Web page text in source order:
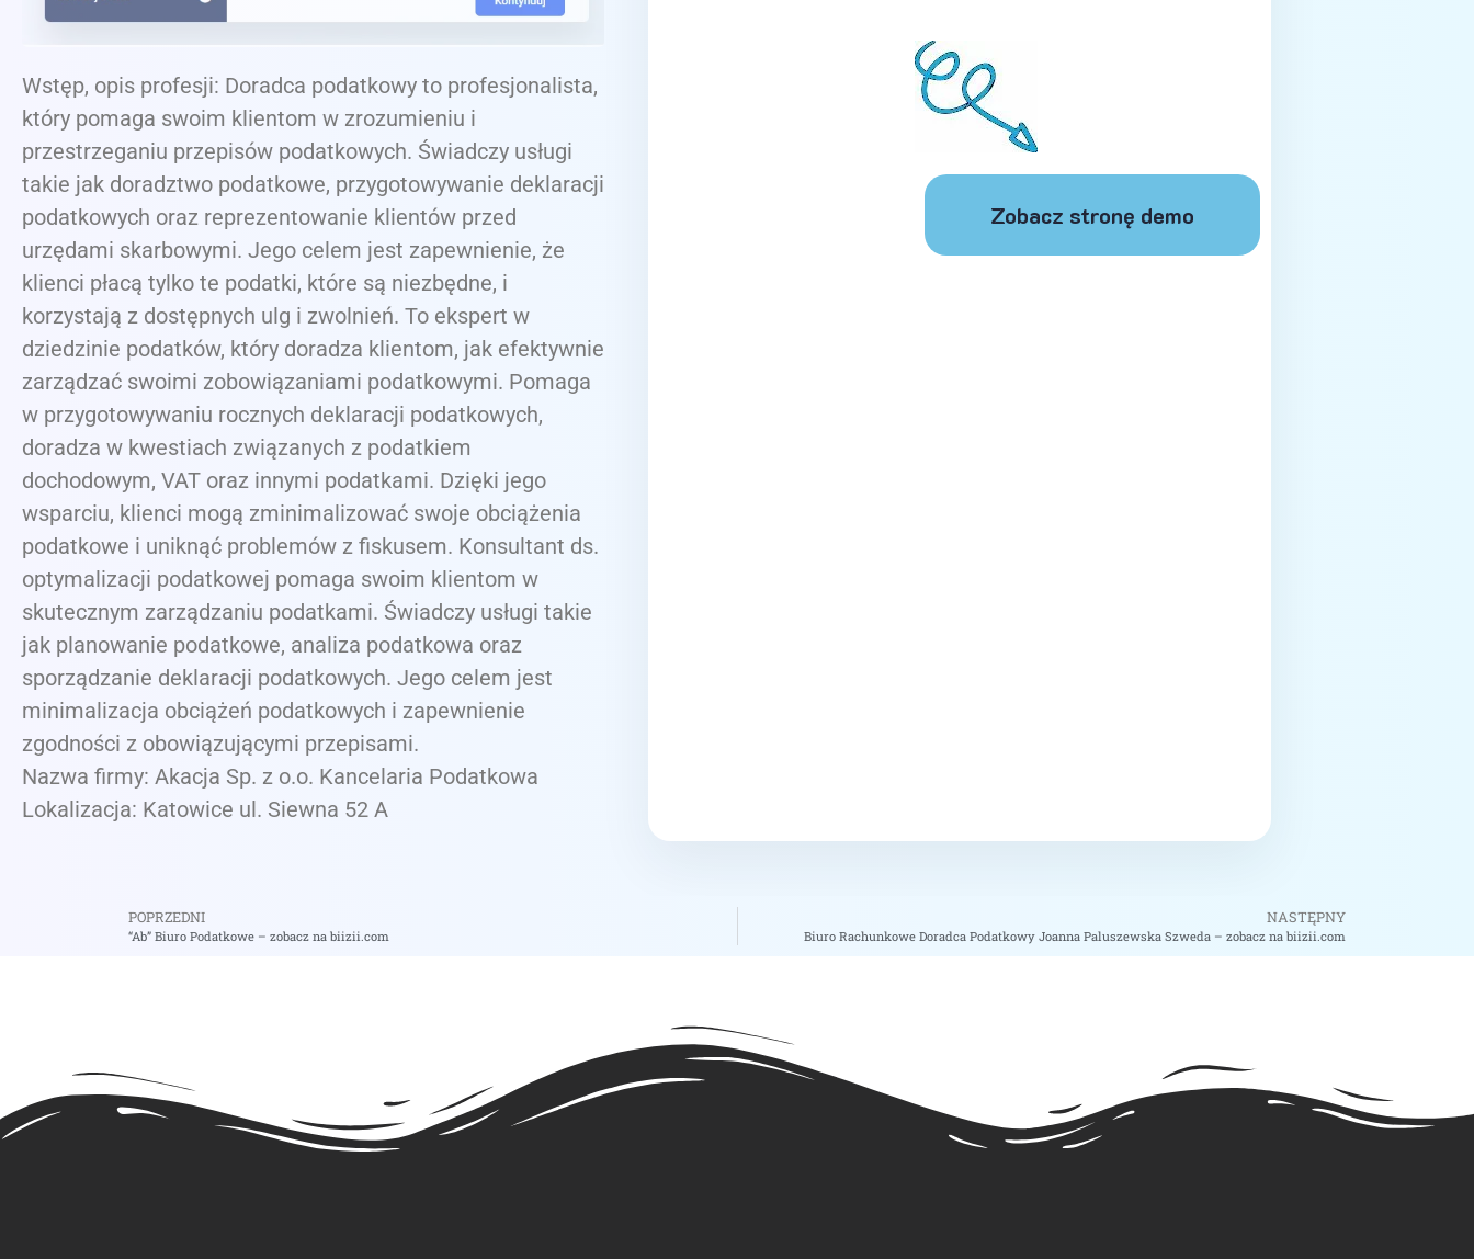
Wstęp, opis profesji: Doradca podatkowy to profesjonalista,
który pomaga swoim klientom w zrozumieniu i
przestrzeganiu przepisów podatkowych. Świadczy usługi
takie jak doradztwo podatkowe, przygotowywanie deklaracji
podatkowych oraz reprezentowanie klientów przed
urzędami skarbowymi. Jego celem jest zapewnienie, że
klienci płacą tylko te podatki, które są niezbędne, i
korzystają z dostępnych ulg i zwolnień. To ekspert w
dziedzinie podatków, który doradza klientom, jak efektywnie
zarządzać swoimi zobowiązaniami podatkowymi. Pomaga
w przygotowywaniu rocznych deklaracji podatkowych,
doradza w kwestiach związanych z podatkiem
dochodowym, VAT oraz innymi podatkami. Dzięki jego
wsparciu, klienci mogą zminimalizować swoje obciążenia
podatkowe i uniknąć problemów z fiskusem. Konsultant ds.
optymalizacji podatkowej pomaga swoim klientom w
skutecznym zarządzaniu podatkami. Świadczy usługi takie
jak planowanie podatkowe, analiza podatkowa oraz
sporządzanie deklaracji podatkowych. Jego celem jest
minimalizacja obciążeń podatkowych i zapewnienie
zgodności z obowiązującymi przepisami.
Nazwa firmy: Akacja Sp. z o.o. Kancelaria Podatkowa
Lokalizacja: Katowice ul. Siewna 52 A
Zobacz stronę demo
POPRZEDNI
“Ab” Biuro Podatkowe – zobacz na biizii.com
NASTĘPNY
Biuro Rachunkowe Doradca Podatkowy Joanna Paluszewska Szweda – zobacz na biizii.com